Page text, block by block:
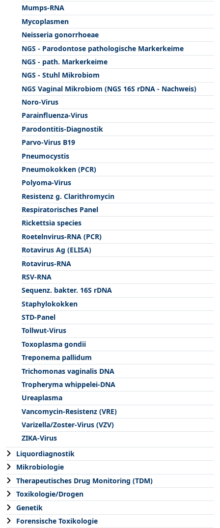
Mumps-RNA
Mycoplasmen
Neisseria gonorrhoeae
NGS - Parodontose pathologische Markerkeime
NGS - path. Markerkeime
NGS - Stuhl Mikrobiom
NGS Vaginal Mikrobiom (NGS 16S rDNA - Nachweis)
Noro-Virus
Parainfluenza-Virus
Parodontitis-Diagnostik
Parvo-Virus B19
Pneumocystis
Pneumokokken (PCR)
Polyoma-Virus
Resistenz g. Clarithromycin
Respiratorisches Panel
Rickettsia species
Roetelnvirus-RNA (PCR)
Rotavirus Ag (ELISA)
Rotavirus-RNA
RSV-RNA
Sequenz. bakter. 16S rDNA
Staphylokokken
STD-Panel
Tollwut-Virus
Toxoplasma gondii
Treponema pallidum
Trichomonas vaginalis DNA
Tropheryma whippelei-DNA
Ureaplasma
Vancomycin-Resistenz (VRE)
Varizella/Zoster-Virus (VZV)
ZIKA-Virus
Liquordiagnostik
Mikrobiologie
Therapeutisches Drug Monitoring (TDM)
Toxikologie/Drogen
Genetik
Forensische Toxikologie